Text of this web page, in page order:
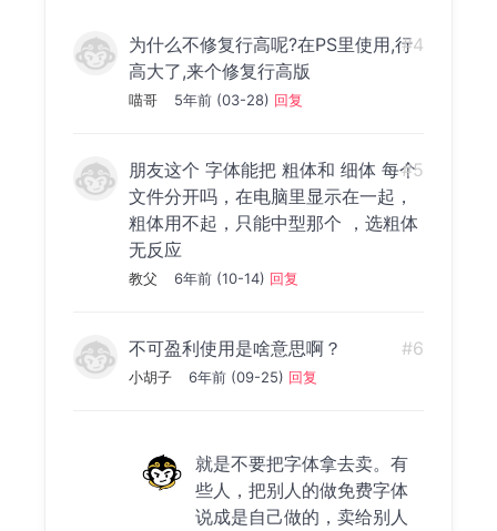
为什么不修复行高呢?在PS里使用,行
高大了,来个修复行高版
喵哥 5年前 (03-28) 回复
#4
朋友这个 字体能把 粗体和 细体 每个
文件分开吗，在电脑里显示在一起，
粗体用不起，只能中型那个 ，选粗体
无反应
教父 6年前 (10-14) 回复
#5
不可盈利使用是啥意思啊？
小胡子 6年前 (09-25) 回复
#6
就是不要把字体拿去卖。有
些人，把别人的做免费字体
说成是自己做的，卖给别人